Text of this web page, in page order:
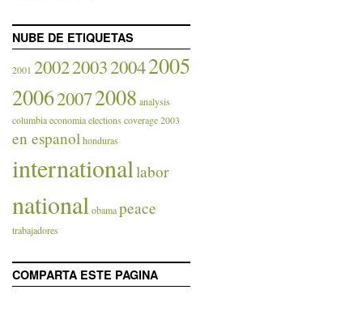
NUBE DE ETIQUETAS
2001 2002200320042005
200620072008 analysis
columbiaeconomiaelections coverage 2003
en espanolhonduras
internationallabor
nationalobamapeace
trabajadores
COMPARTA ESTE PAGINA